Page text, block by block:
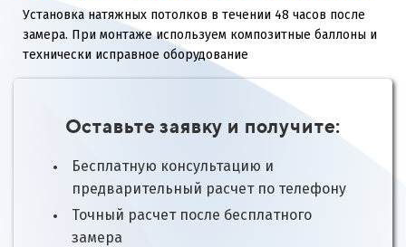
Установка натяжных потолков в течении 48 часов после
замера. При монтаже используем композитные баллоны и
технически исправное оборудование
Оставьте заявку и получите:
Бесплатную консультацию и
предварительный расчет по телефону
Точный расчет после бесплатного
замера